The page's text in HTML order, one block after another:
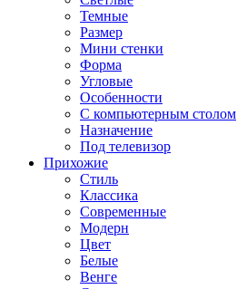
Темные
Размер
Мини стенки
Форма
Угловые
Особенности
С компьютерным столом
Назначение
Под телевизор
Прихожие
Стиль
Классика
Современные
Модерн
Цвет
Белые
Венге